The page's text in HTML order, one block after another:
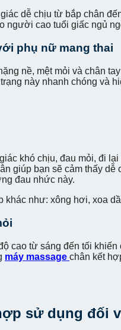
dễ chịu từ bắp chân
người cao tuổi giấc ngủ
phụ nữ mang thai
nề, mệt mỏi và chân
này nhanh chóng
khó chịu, đau mỏi, đi
giúp bạn sẽ cảm thấy
đau nhức này.
như: xông hơi, xoa
cao từ sáng đến tối
máy massage chân kết
sử dụng đối